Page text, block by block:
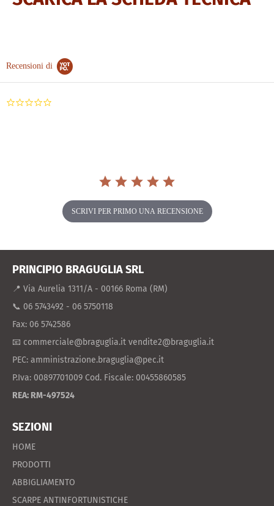
Recensioni di
SCRIVI PER PRIMO UNA RECENSIONE
PRINCIPIO BRAGUGLIA SRL
📍 Via Aurelia 1311/A - 00166 Roma (RM)
📞 06 5743492 - 06 5750118
Fax: 06 5742586
📧 commerciale@braguglia.it vendite2@braguglia.it
PEC: amministrazione.braguglia@pec.it
P.Iva: 00897701009 Cod. Fiscale: 00455860585
REA: RM-497524
SEZIONI
HOME
PRODOTTI
ABBIGLIAMENTO
SCARPE ANTINFORTUNISTICHE